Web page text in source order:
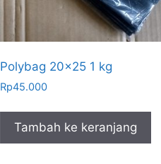
Polybag 20×25 1 kg
Rp45.000
Tambah ke keranjang